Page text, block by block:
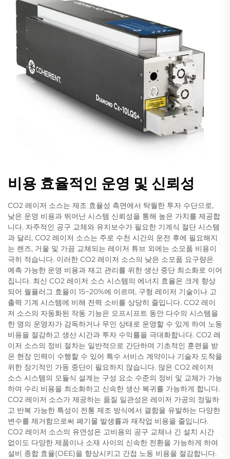
비용 효율적인 운영 및 신뢰성
CO2 레이저 소스는 제조 효율성 측면에서 탁월한 투자 수단으로,
낮은 운영 비용과 뛰어난 시스템 신뢰성을 통해 높은 가치를 제공합
니다. 자주적인 공구 교체와 유지보수가 필요한 기계식 절단 시스템
과 달리, CO2 레이저 소스는 주로 수천 시간의 운전 후에 필요해지
는 렌즈, 거울 및 가끔 교체되는 레이저 튜브 외에는 소모품 비용이
극히 적습니다. 이러한 CO2 레이저 소스의 낮은 소모품 요구량은
예측 가능한 운영 비용과 재고 관리를 위한 생산 중단 최소화로 이어
집니다. 최신 CO2 레이저 소스 시스템의 에너지 효율은 크게 향상
되어 월플러그 효율이 15~20%에 이르며, 구형 레이저 기술이나 고
출력 기계 시스템에 비해 전력 소비를 상당히 줄입니다. CO2 레이
저 소스의 자동화된 작동 기능은 오프시프트 동안 다수의 시스템을
한 명의 운영자가 감독하거나 무인 상태로 운영할 수 있게 하여 노동
비용을 절감하고 생산 시간과 투자 수익률을 극대화합니다. CO2 레
이저 소스의 정비 절차는 일반적으로 간단하며 기초적인 훈련을 받
은 현장 인력이 수행할 수 있어 특수 서비스 계약이나 기술자 도착을
위한 장기적인 가동 중단이 필요하지 않습니다. 많은 CO2 레이저
소스 시스템의 모듈식 설계는 구성 요소 수준의 정비 및 교체가 가능
하여 수리 비용을 최소화하고 신속한 생산 복귀를 가능하게 합니다.
CO2 레이저 소스가 제공하는 품질 일관성은 레이저 가공의 정밀하
고 반복 가능한 특성이 전통 제조 방식에서 결함을 유발하는 다양한
변수를 제거함으로써 폐기물 발생률과 재작업 비용을 줄입니다.
CO2 레이저 소스의 유연성은 고비용의 공구 교체나 긴 설치 시간
없이도 다양한 제품이나 소재 사이의 신속한 전환을 가능하게 하여
설비 종합 효율(OEE)을 향상시키고 간접 노동 비용을 절감합니다.